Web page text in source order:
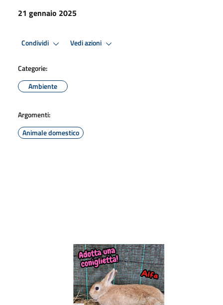
21 gennaio 2025
Condividi Vedi azioni
Categorie:
Ambiente
Argomenti:
Animale domestico